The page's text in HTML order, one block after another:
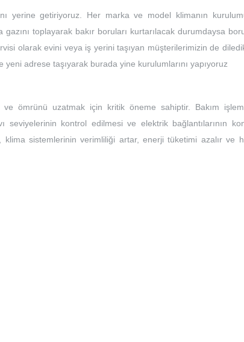
yerine getiriyoruz. Her marka ve model klimanın
toplayarak bakır boruları kurtarılacak durumdaysa
olarak evini veya iş yerini taşıyan müşterilerimizin de
adrese taşıyarak burada yine kurulumlarını yapıyoruz
ve ömrünü uzatmak için kritik öneme sahiptir. Bakım
seviyelerinin kontrol edilmesi ve elektrik bağlantılarının
klima sistemlerinin verimliliği artar, enerji tüketimi azalır ve